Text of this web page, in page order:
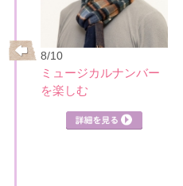
の
8/10
ミュージカルナンバー
を楽しむ